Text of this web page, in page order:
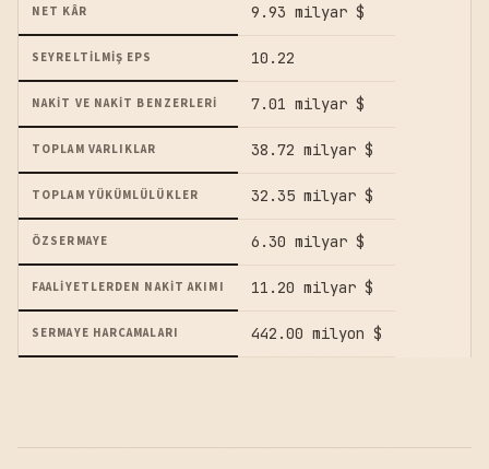
NET KÂR 9.93 milyar $
SEYRELTILMIŞ EPS 10.22
NAKIT VE NAKIT BENZERLERI 7.01 milyar $
TOPLAM VARLIKLAR 38.72 milyar $
TOPLAM YÜKÜMLÜLÜKLER 32.35 milyar $
ÖZSERMAYE 6.30 milyar $
FAALIYETLERDEN NAKIT AKIMI 11.20 milyar $
SERMAYE HARCAMALARI 442.00 milyon $